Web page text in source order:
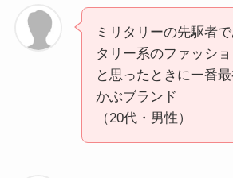
ミリタリーの先駆者
タリー系のファッシ
と思ったときに一番
かぶブランド
（20代・男性）